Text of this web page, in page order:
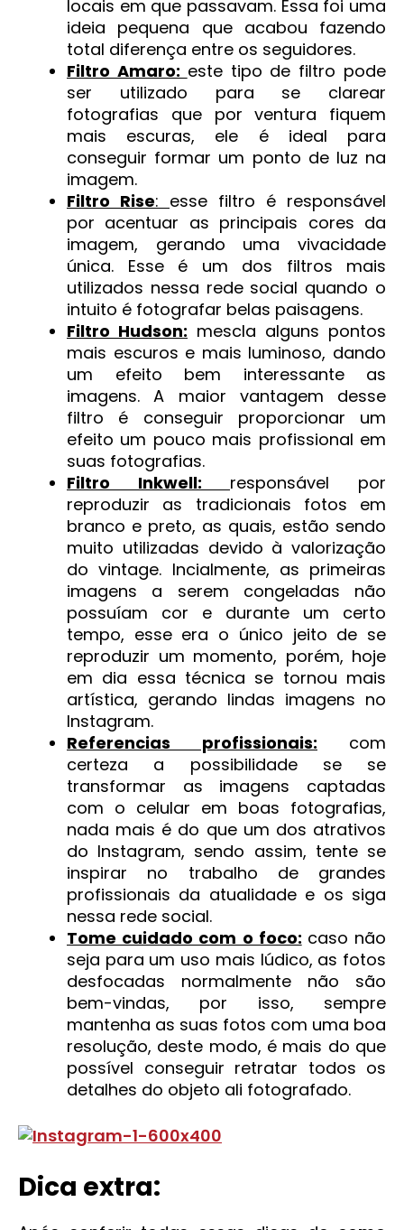
locais em que passavam. Essa foi uma
ideia pequena que acabou fazendo
total diferença entre os seguidores.
Filtro Amaro: este tipo de filtro pode
ser utilizado para se clarear
fotografias que por ventura fiquem
mais escuras, ele é ideal para
conseguir formar um ponto de luz na
imagem.
Filtro Rise: esse filtro é responsável
por acentuar as principais cores da
imagem, gerando uma vivacidade
única. Esse é um dos filtros mais
utilizados nessa rede social quando o
intuito é fotografar belas paisagens.
Filtro Hudson: mescla alguns pontos
mais escuros e mais luminoso, dando
um efeito bem interessante as
imagens. A maior vantagem desse
filtro é conseguir proporcionar um
efeito um pouco mais profissional em
suas fotografias.
Filtro Inkwell: responsável por
reproduzir as tradicionais fotos em
branco e preto, as quais, estão sendo
muito utilizadas devido à valorização
do vintage. Incialmente, as primeiras
imagens a serem congeladas não
possuíam cor e durante um certo
tempo, esse era o único jeito de se
reproduzir um momento, porém, hoje
em dia essa técnica se tornou mais
artística, gerando lindas imagens no
Instagram.
Referencias profissionais:
com
certeza a possibilidade se se
transformar as imagens captadas
com o celular em boas fotografias,
nada mais é do que um dos atrativos
do Instagram, sendo assim, tente se
inspirar no trabalho de grandes
profissionais da atualidade e os siga
nessa rede social.
Tome cuidado com o foco: caso não
seja para um uso mais lúdico, as fotos
desfocadas normalmente não são
bem-vindas, por isso, sempre
mantenha as suas fotos com uma boa
resolução, deste modo, é mais do que
possível conseguir retratar todos os
detalhes do objeto ali fotografado.
Dica extra: